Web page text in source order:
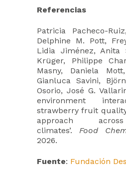
Referencias
Patricia Pacheco-
Delphine M. Pott,
Lidia Jiménez, Anita
Krüger, Philippe
Masny, Daniela
Gianluca Savini,
Osorio, José G.
environment
strawberry fruit
approach
climates’. Food
2026.
Fuente: Fundación